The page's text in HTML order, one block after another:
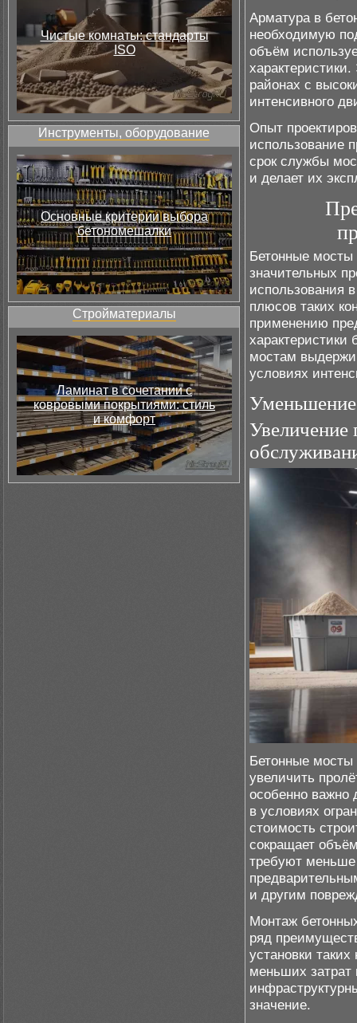
Чистые комнаты: стандарты
ISO
Инструменты, оборудование
Основные критерии выбора
бетономешалки
Стройматериалы
Ламинат в сочетании с
ковровыми покрытиями: стиль
и комфорт
Арматура в
необходимую
объём
районах с
интенсивного
Опыт
использование
срок службы
и делает их
Бетонные
значительных
использования
плюсов таких
применению
характеристики
мостам
условиях
Уменьшение
Увеличение
Бетонные
увеличить
особенно важно
в условиях
стоимость
сокращает
требуют меньше
и другим
Монтаж
ряд
установки
меньших затрат
значение.